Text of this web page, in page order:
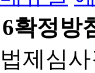
6확정방
법제심